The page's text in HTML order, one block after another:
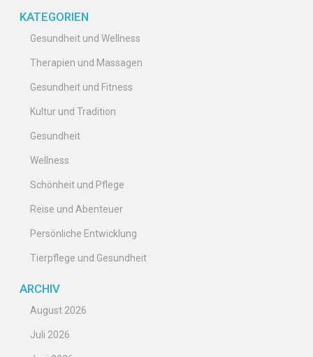
KATEGORIEN
Gesundheit und Wellness
Therapien und Massagen
Gesundheit und Fitness
Kultur und Tradition
Gesundheit
Wellness
Schönheit und Pflege
Reise und Abenteuer
Persönliche Entwicklung
Tierpflege und Gesundheit
ARCHIV
August 2026
Juli 2026